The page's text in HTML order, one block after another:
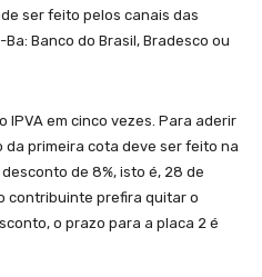
ser feito pelos canais das
Banco do Brasil, Bradesco ou
IPVA em cinco vezes. Para aderir
primeira cota deve ser feito na
de 8%, isto é, 28 de
contribuinte prefira quitar o
o prazo para a placa 2 é